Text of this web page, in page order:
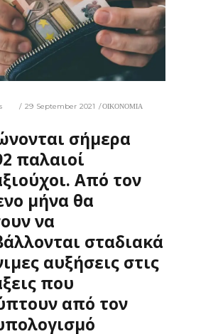
29 September 2021 ΟΙΚΟΝΟΜΙΑ
σήμερα
παλαιοί
Από τον
μήνα θα
να
σταδιακά
αυξήσεις στις
που
από τον